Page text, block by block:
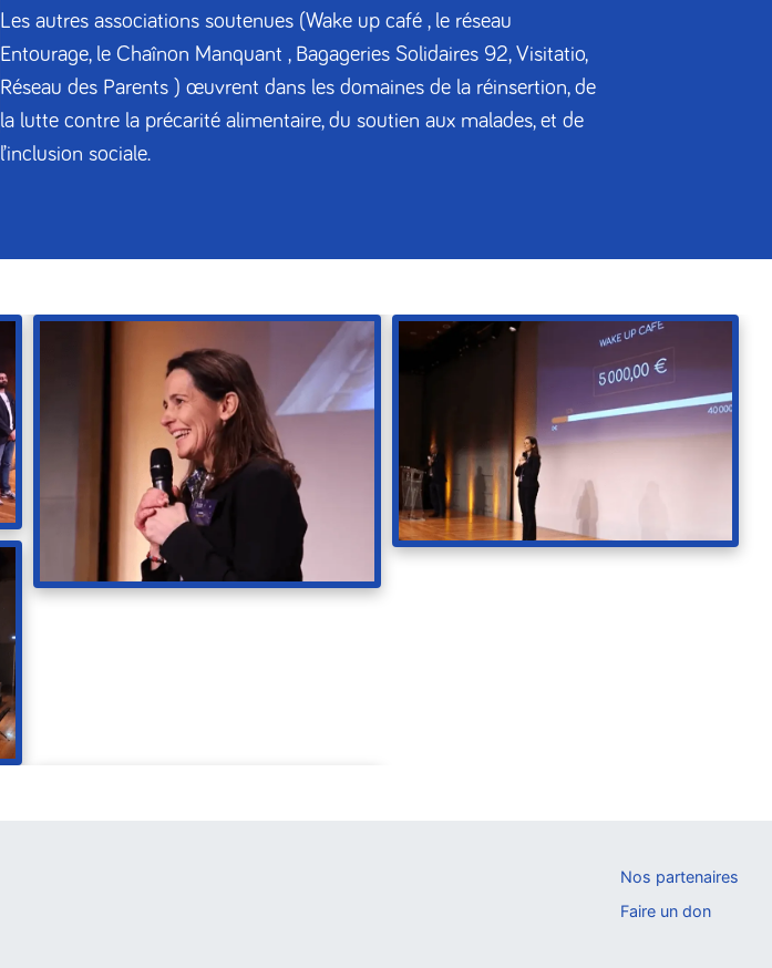
Les autres associations soutenues (Wake up café , le réseau
Entourage, le Chaînon Manquant , Bagageries Solidaires 92, Visitatio,
Réseau des Parents ) œuvrent dans les domaines de la réinsertion, de
la lutte contre la précarité alimentaire, du soutien aux malades, et de
l’inclusion sociale.
Nos partenaires
Faire un don